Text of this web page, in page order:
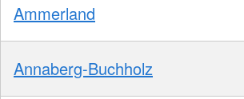
Ammerland
Annaberg-Buchholz